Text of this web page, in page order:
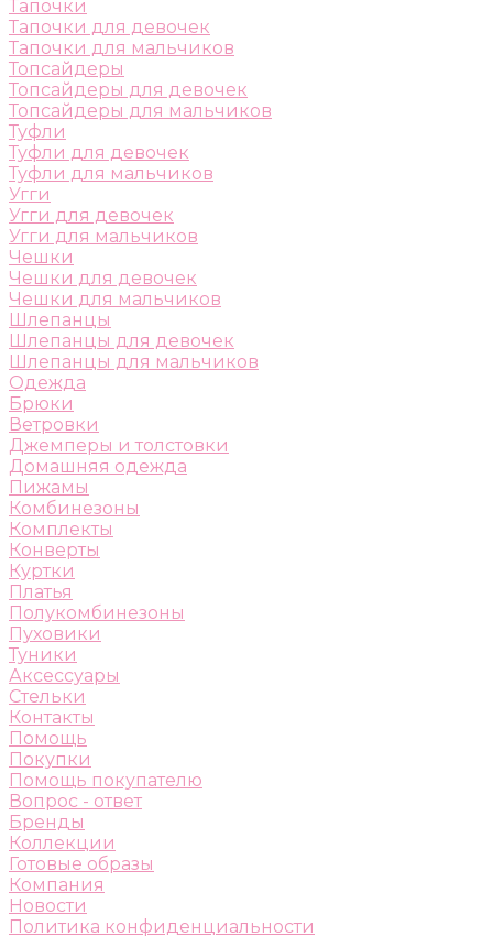
Тапочки
Тапочки для девочек
Тапочки для мальчиков
Топсайдеры
Топсайдеры для девочек
Топсайдеры для мальчиков
Туфли
Туфли для девочек
Туфли для мальчиков
Угги
Угги для девочек
Угги для мальчиков
Чешки
Чешки для девочек
Чешки для мальчиков
Шлепанцы
Шлепанцы для девочек
Шлепанцы для мальчиков
Одежда
Брюки
Ветровки
Джемперы и толстовки
Домашняя одежда
Пижамы
Комбинезоны
Комплекты
Конверты
Куртки
Платья
Полукомбинезоны
Пуховики
Туники
Аксессуары
Стельки
Контакты
Помощь
Покупки
Помощь покупателю
Вопрос - ответ
Бренды
Коллекции
Готовые образы
Компания
Новости
Политика конфиденциальности